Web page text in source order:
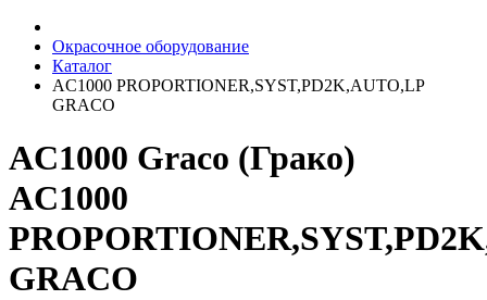
Окрасочное оборудование
Каталог
AC1000 PROPORTIONER,SYST,PD2K,AUTO,LP
GRACO
AC1000 Graco (Грако)
AC1000
GRACO